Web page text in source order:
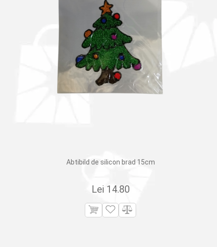
Abtibild de silicon brad 15cm
Lei 14.80